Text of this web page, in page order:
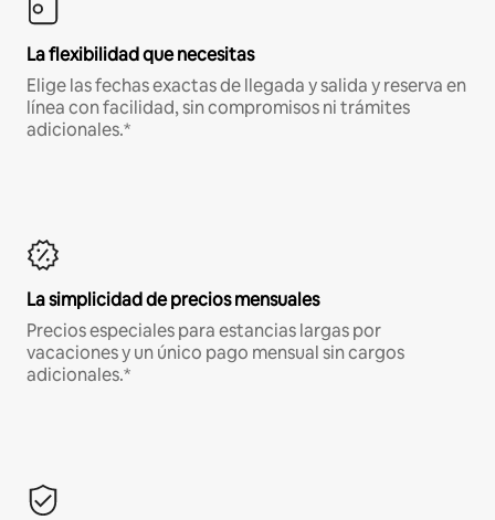
La flexibilidad que necesitas
Elige las fechas exactas de llegada y salida y reserva en
línea con facilidad, sin compromisos ni trámites
adicionales.*
La simplicidad de precios mensuales
Precios especiales para estancias largas por
vacaciones y un único pago mensual sin cargos
adicionales.*